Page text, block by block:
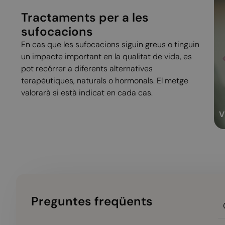
Tractaments per a les
sufocacions
En cas que les sufocacions siguin greus o tinguin
un impacte important en la qualitat de vida, es
pot recórrer a diferents alternatives
terapèutiques, naturals o hormonals. El metge
valorarà si està indicat en cada cas.
Preguntes freqüents